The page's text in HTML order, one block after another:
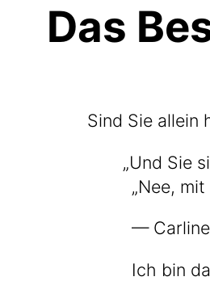
Das
Sind Sie allein
„Und Sie
„Nee,
—
Ich bin